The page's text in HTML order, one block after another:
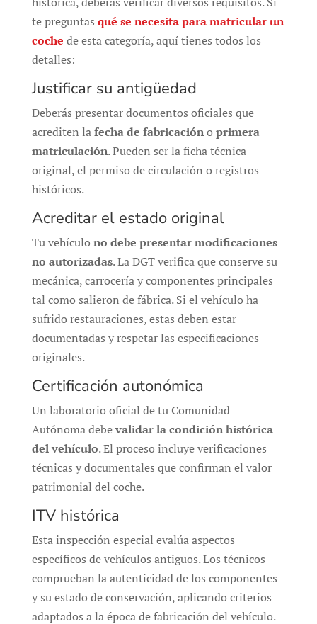
te preguntas qué se necesita para matricular un
coche de esta categoría, aquí tienes todos los
detalles:
Justificar su antigüedad
Deberás presentar documentos oficiales que
acrediten lafecha de fabricacióno primera
matriculación. Pueden ser la ficha técnica
original, el permiso de circulación o registros
históricos.
Acreditar el estado original
Tu vehículo no debe presentar modificaciones
no autorizadas. La DGT verifica que conserve su
mecánica, carrocería y componentes principales
tal como salieron de fábrica. Si el vehículo ha
sufrido restauraciones, estas deben estar
documentadas y respetar las especificaciones
originales.
Certificación autonómica
Un laboratorio oficial de tu Comunidad
Autónoma debevalidar la condición histórica
del vehículo. El proceso incluye verificaciones
técnicas y documentales que confirman el valor
patrimonial del coche.
ITV histórica
Esta inspección especial evalúa aspectos
específicos de vehículos antiguos. Los técnicos
comprueban la autenticidad de los componentes
y su estado de conservación, aplicando criterios
adaptados a la época de fabricación del vehículo.